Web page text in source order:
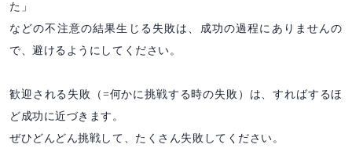
た」
などの不注意の結果生じる失敗は、成功の過程にありませんの
で、避けるようにしてください。
歓迎される失敗（=何かに挑戦する時の失敗）は、すればするほ
ど成功に近づきます。
ぜひどんどん挑戦して、たくさん失敗してください。